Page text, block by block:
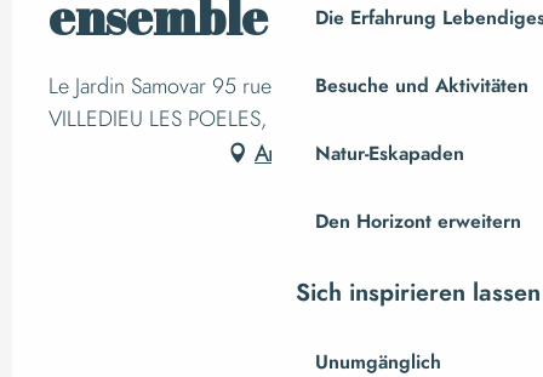
Die Erfahrung
Besuche und Aktivitäten
Natur-Eskapaden
Den Horizont erweitern
Sich inspirieren lassen
Unumgänglich
ensemble
Le Jardin Samovar 95 rue du Docteur Havard,
VILLEDIEU LES POELES, Villedieu-les-Poêles
Anfahrt